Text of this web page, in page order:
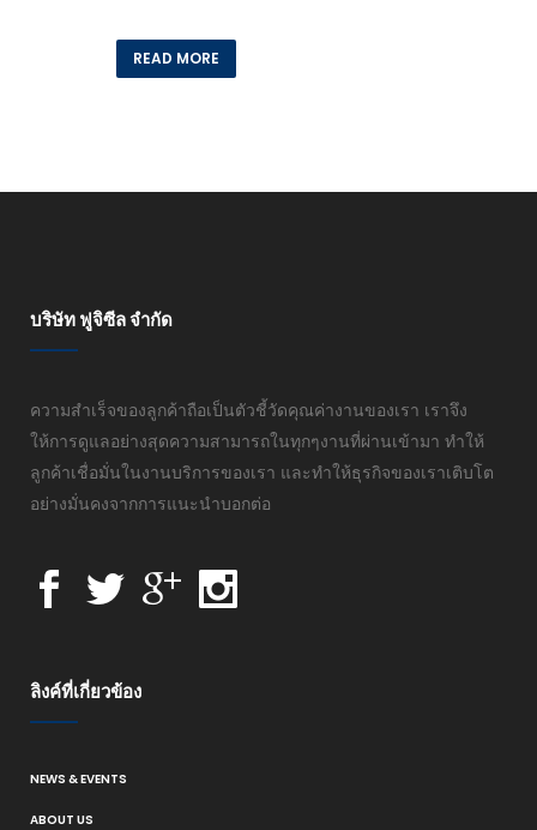
READ MORE
บริษัท ฟูจิซีล จำกัด
ความสำเร็จของลูกค้าถือเป็นตัวชี้วัดคุณค่างานของเรา เราจึง
ให้การดูแลอย่างสุดความสามารถในทุกๆงานที่ผ่านเข้ามา ทำให้
ลูกค้าเชื่อมั่นในงานบริการของเรา และทำให้ธุรกิจของเราเติบโต
อย่างมั่นคงจากการแนะนำบอกต่อ
ลิงค์ที่เกี่ยวข้อง
NEWS & EVENTS
ABOUT US